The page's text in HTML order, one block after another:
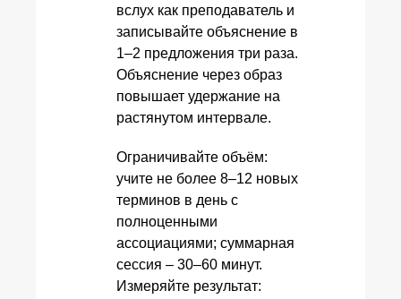
вслух как преподаватель и
записывайте объяснение в
1–2 предложения три раза.
Объяснение через образ
повышает удержание на
растянутом интервале.
Ограничивайте объём:
учите не более 8–12 новых
терминов в день с
полноценными
ассоциациями; суммарная
сессия – 30–60 минут.
Измеряйте результат: